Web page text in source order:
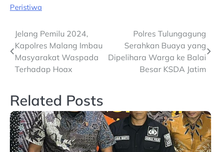
Peristiwa
Post
navigation
Jelang Pemilu 2024,
Kapolres Malang Imbau
Masyarakat Waspada
Terhadap Hoax
Polres Tulungagung
Serahkan Buaya yang
Dipelihara Warga ke Balai
Besar KSDA Jatim
Related Posts